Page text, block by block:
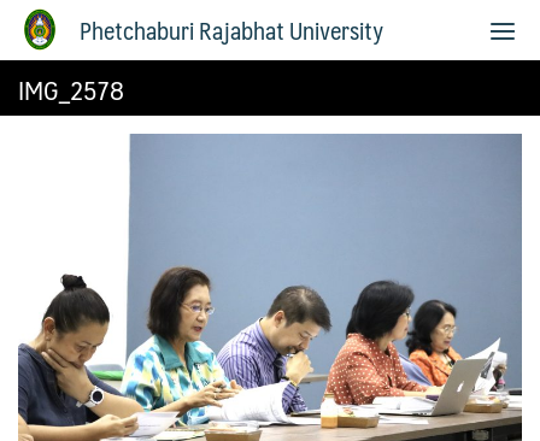
Phetchaburi Rajabhat University
IMG_2578